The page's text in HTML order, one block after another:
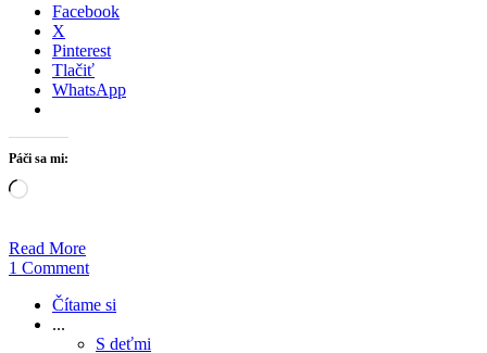
Facebook
X
Pinterest
Tlačiť
WhatsApp
Páči sa mi:
Loading…
Read More
1 Comment
Čítame si
...
S deťmi